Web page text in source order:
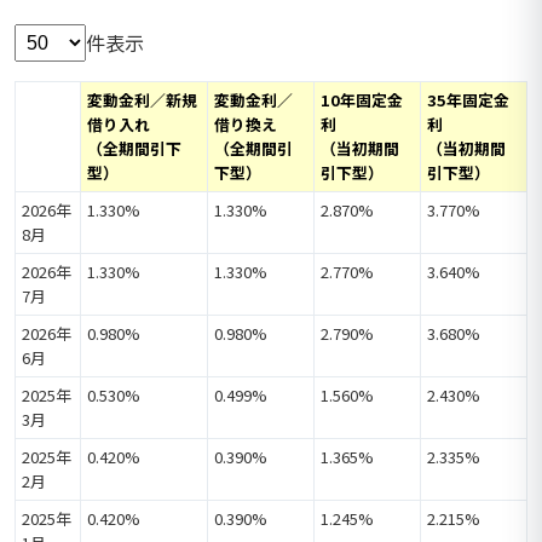
件表示
変動金利／新規
借り入れ
（全期間引下
型）
変動金利／
借り換え
（全期間引
下型）
10年固定金
利
（当初期間
引下型）
35年固定金
利
（当初期間
引下型）
2026年
8月
1.330% 1.330% 2.870% 3.770%
2026年
7月
1.330% 1.330% 2.770% 3.640%
2026年
6月
0.980% 0.980% 2.790% 3.680%
2025年
3月
0.530% 0.499% 1.560% 2.430%
2025年
2月
0.420% 0.390% 1.365% 2.335%
2025年
0.420% 0.390% 1.245% 2.215%